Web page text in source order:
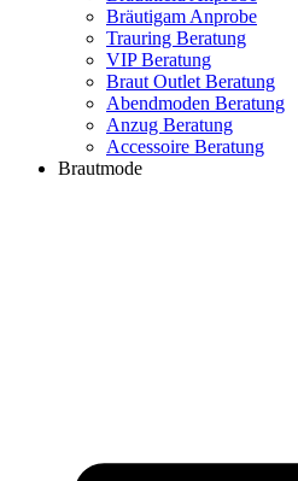
Bräutigam Anprobe
Trauring Beratung
VIP Beratung
Braut Outlet Beratung
Abendmoden Beratung
Anzug Beratung
Accessoire Beratung
Brautmode